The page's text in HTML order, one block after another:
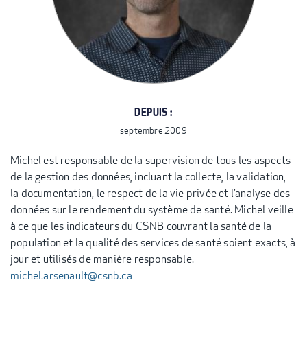
DEPUIS :
septembre 2009
Michel est responsable de la supervision de tous les aspects
de la gestion des données, incluant la collecte, la validation,
la documentation, le respect de la vie privée et l’analyse des
données sur le rendement du système de santé. Michel veille
à ce que les indicateurs du CSNB couvrant la santé de la
population et la qualité des services de santé soient exacts, à
jour et utilisés de manière responsable.
michel.arsenault@csnb.ca